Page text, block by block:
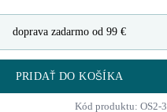
doprava zadarmo od 99 €
PRIDAŤ DO KOŠÍKA
Kód produktu: OS2-